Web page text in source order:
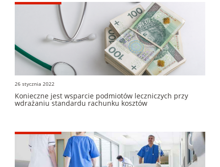
26 stycznia 2022
Konieczne jest wsparcie podmiotów leczniczych przy
wdrażaniu standardu rachunku kosztów